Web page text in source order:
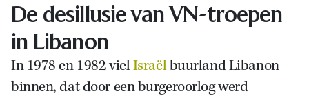
De desillusie van VN-troepen
in Libanon
In 1978 en 1982 vielIsraëlbuurland Libanon
binnen, dat door een burgeroorlog werd